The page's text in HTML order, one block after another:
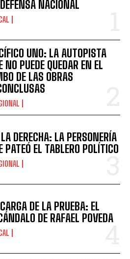
NACIONAL
UNO: LA AUTOPISTA
NO PUEDE QUEDAR EN EL
DE LAS OBRAS
DERECHA: LA PERSONERÍA
PATEÓ EL TABLERO POLÍTICO
DE LA PRUEBA: EL
DE RAFAEL POVEDA